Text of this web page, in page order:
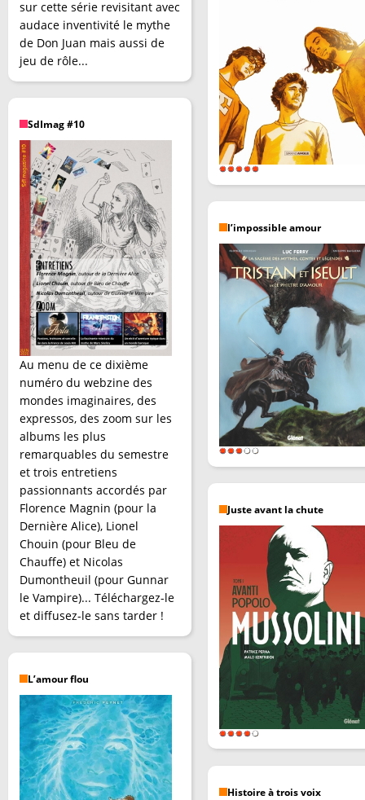
sur cette série revisitant avec
audace inventivité le mythe
de Don Juan mais aussi de
jeu de rôle...
SdImag #10
Au menu de ce dixième
numéro du webzine des
mondes imaginaires, des
expressos, des zoom sur les
albums les plus
remarquables du semestre
et trois entretiens
passionnants accordés par
Florence Magnin (pour la
Dernière Alice), Lionel
Chouin (pour Bleu de
Chauffe) et Nicolas
Dumontheuil (pour Gunnar
le Vampire)... Téléchargez-le
et diffusez-le sans tarder !
L’amour flou
l’impossible amour
Juste avant la chute
Histoire à trois voix